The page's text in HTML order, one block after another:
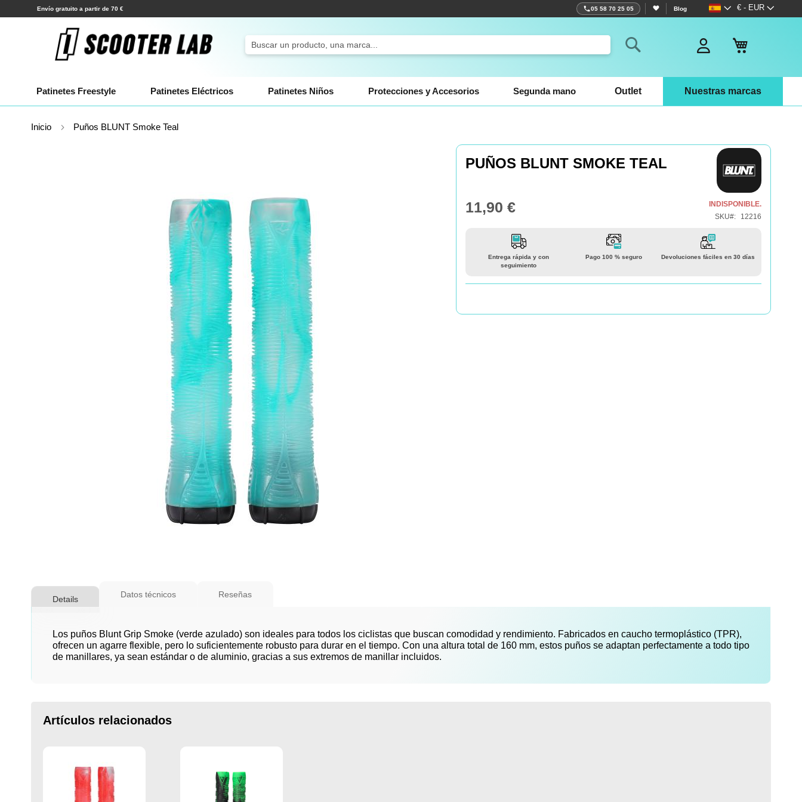
al
contenido
Moneda
€ - EUR
Lenguaje
Envío gratuito a partir de 70 € 05 58 70 25 05 Blog
Search
Patinetes Freestyle Patinetes Eléctricos Patinetes Niños Protecciones y Accesorios Segunda mano Outlet Nuestras marcas
Inicio Puños BLUNT Smoke Teal
al
comienzo
galería
PUÑOS BLUNT SMOKE TEAL
11,90 €
INDISPONIBLE.
SKU
12216
Entrega rápida y con
seguimiento
Pago 100 % seguro Devoluciones fáciles en 30 días
Details
Los puños Blunt Grip Smoke (verde azulado) son ideales para todos los ciclistas que buscan comodidad y rendimiento. Fabricados en caucho termoplástico (TPR),
ofrecen un agarre flexible, pero lo suficientemente robusto para durar en el tiempo. Con una altura total de 160 mm, estos puños se adaptan perfectamente a todo tipo
de manillares, ya sean estándar o de aluminio, gracias a sus extremos de manillar incluidos.
Datos técnicos Reseñas
Artículos relacionados